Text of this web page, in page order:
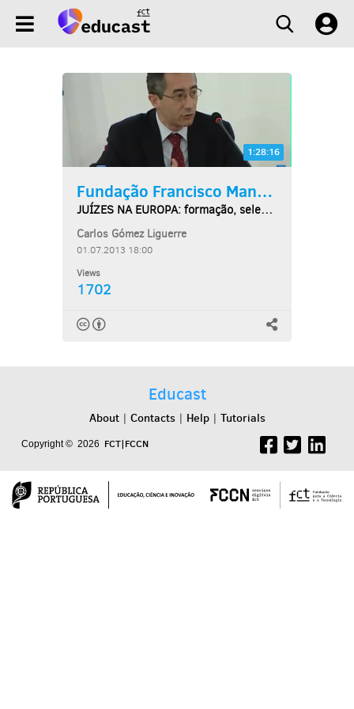
1:28:16
Fundação Francisco Manuel...
JUÍZES NA EUROPA: formação, selecção, promoção e...
Carlos Gómez Liguerre
01.07.2013 18:00
Views
1702
Educast
About| Contacts| Help| Tutorials
Copyright © 2026 FCT|FCCN